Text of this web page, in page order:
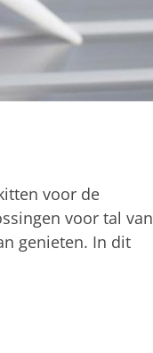
voor de
voor tal van
genieten. In dit